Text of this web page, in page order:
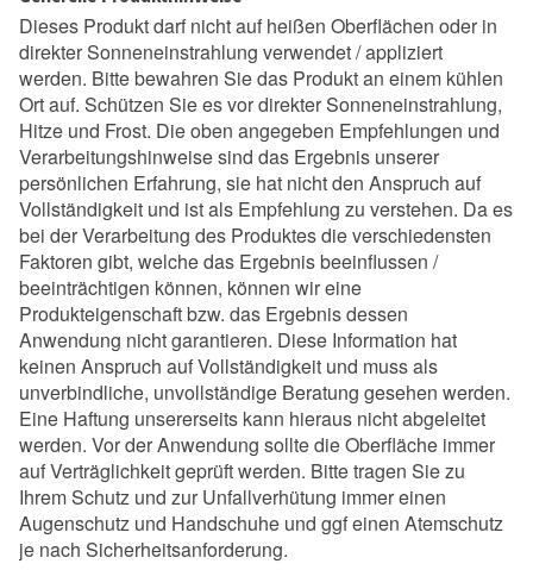
Dieses Produkt darf nicht auf heißen Oberflächen oder in
direkter Sonneneinstrahlung verwendet / appliziert
werden. Bitte bewahren Sie das Produkt an einem kühlen
Ort auf. Schützen Sie es vor direkter Sonneneinstrahlung,
Hitze und Frost. Die oben angegeben Empfehlungen und
Verarbeitungshinweise sind das Ergebnis unserer
persönlichen Erfahrung, sie hat nicht den Anspruch auf
Vollständigkeit und ist als Empfehlung zu verstehen. Da es
bei der Verarbeitung des Produktes die verschiedensten
Faktoren gibt, welche das Ergebnis beeinflussen /
beeinträchtigen können, können wir eine
Produkteigenschaft bzw. das Ergebnis dessen
Anwendung nicht garantieren. Diese Information hat
keinen Anspruch auf Vollständigkeit und muss als
unverbindliche, unvollständige Beratung gesehen werden.
Eine Haftung unsererseits kann hieraus nicht abgeleitet
werden. Vor der Anwendung sollte die Oberfläche immer
auf Verträglichkeit geprüft werden. Bitte tragen Sie zu
Ihrem Schutz und zur Unfallverhütung immer einen
Augenschutz und Handschuhe und ggf einen Atemschutz
je nach Sicherheitsanforderung.